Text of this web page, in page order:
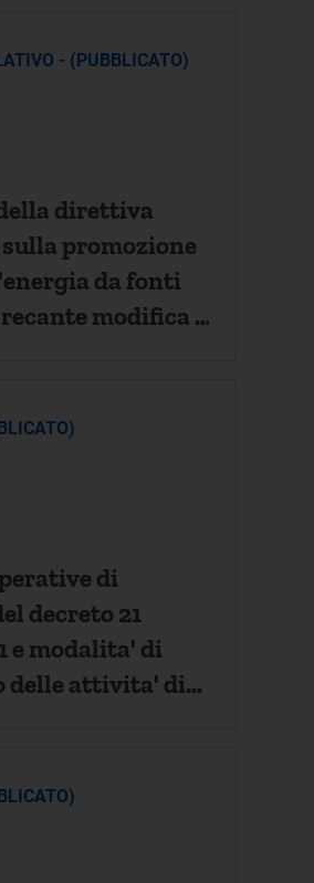
- (PUBBLICATO)
direttiva
promozione
da fonti
modifica e
di
decreto 21
e modalita' di
delle attivita' di
gennaio 2011.